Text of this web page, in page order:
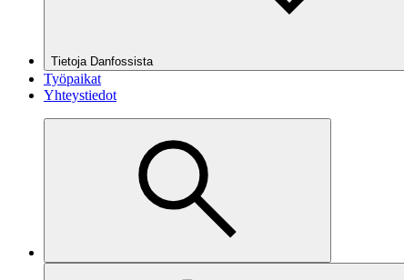
Tietoja Danfossista
Työpaikat
Yhteystiedot